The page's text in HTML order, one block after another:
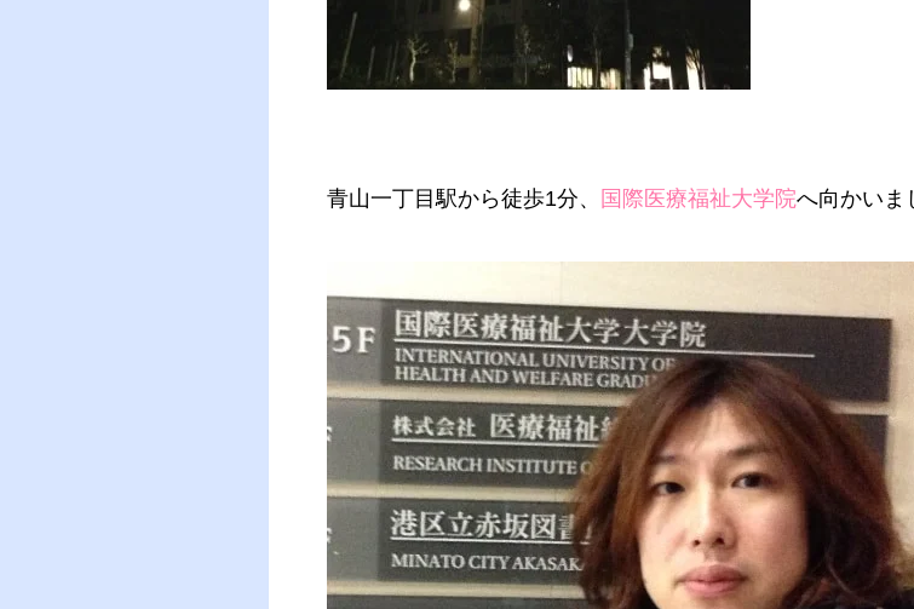
青山一丁目駅から徒歩1分、 国際医療福祉大学院へ向かいま